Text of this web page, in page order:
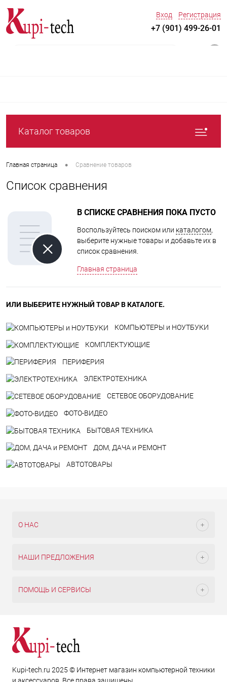
Вход Регистрация
+7 (901) 499-26-01
Каталог товаров
Главная страница • Сравнение товаров
Список сравнения
В СПИСКЕ СРАВНЕНИЯ ПОКА ПУСТО
Воспользуйтесь поиском или каталогом,
выберите нужные товары и добавьте их в
список сравнения.
Главная страница
ИЛИ ВЫБЕРИТЕ НУЖНЫЙ ТОВАР В КАТАЛОГЕ.
КОМПЬЮТЕРЫ и НОУТБУКИ
КОМПЛЕКТУЮЩИЕ
ПЕРИФЕРИЯ
ЭЛЕКТРОТЕХНИКА
СЕТЕВОЕ ОБОРУДОВАНИЕ
ФОТО-ВИДЕО
БЫТОВАЯ ТЕХНИКА
ДOM, ДАЧА и РЕМОНТ
АВТОТОВАРЫ
О НАС
НАШИ ПРЕДЛОЖЕНИЯ
ПОМОЩЬ И СЕРВИСЫ
Kupi-tech.ru 2025 © Интернет магазин компьютерной техники